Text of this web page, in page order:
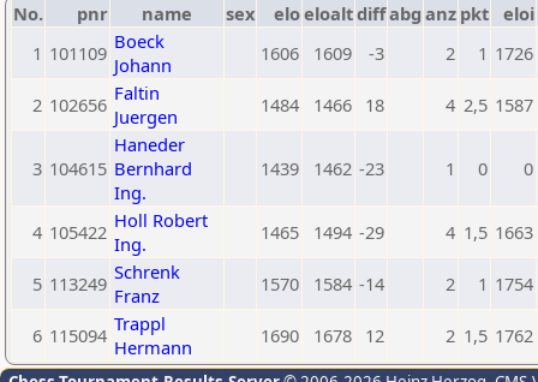
No. pnr name sex eloeloaltdiffabg anz pkt eloi
1 101109 Boeck
Johann
1606 1609 -3 2 1 1726
2 102656 Faltin
Juergen
1484 1466 18 4 2,5 1587
3 104615
Haneder
Bernhard
Ing.
1439 1462 -23 1 0 0
4 105422 Holl Robert
Ing.
1465 1494 -29 4 1,5 1663
5 113249 Schrenk
Franz
1570 1584 -14 2 1 1754
6 115094 Trappl
Hermann
1690 1678 12 2 1,5 1762